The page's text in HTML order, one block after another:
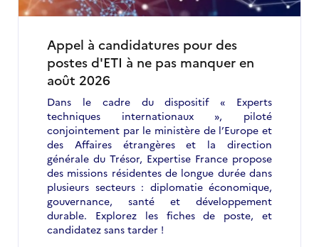
Appel à candidatures pour des
postes d'ETI à ne pas manquer en
août 2026
Dans le cadre du dispositif « Experts
techniques internationaux », piloté
conjointement par le ministère de l’Europe et
des Affaires étrangères et la direction
générale du Trésor, Expertise France propose
des missions résidentes de longue durée dans
plusieurs secteurs : diplomatie économique,
gouvernance, santé et développement
durable. Explorez les fiches de poste, et
candidatez sans tarder !